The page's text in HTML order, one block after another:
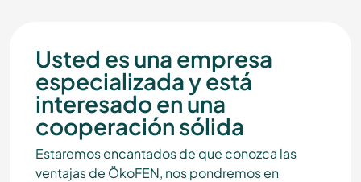
Usted es una empresa
especializada y está
interesado en una
cooperación sólida
Estaremos encantados de que conozca las
ventajas de ÖkoFEN, nos pondremos en